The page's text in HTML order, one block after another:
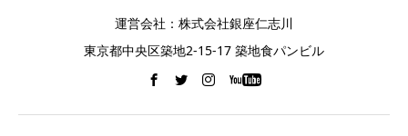
運営会社：株式会社銀座仁志川
東京都中央区築地2-15-17 築地食パンビル